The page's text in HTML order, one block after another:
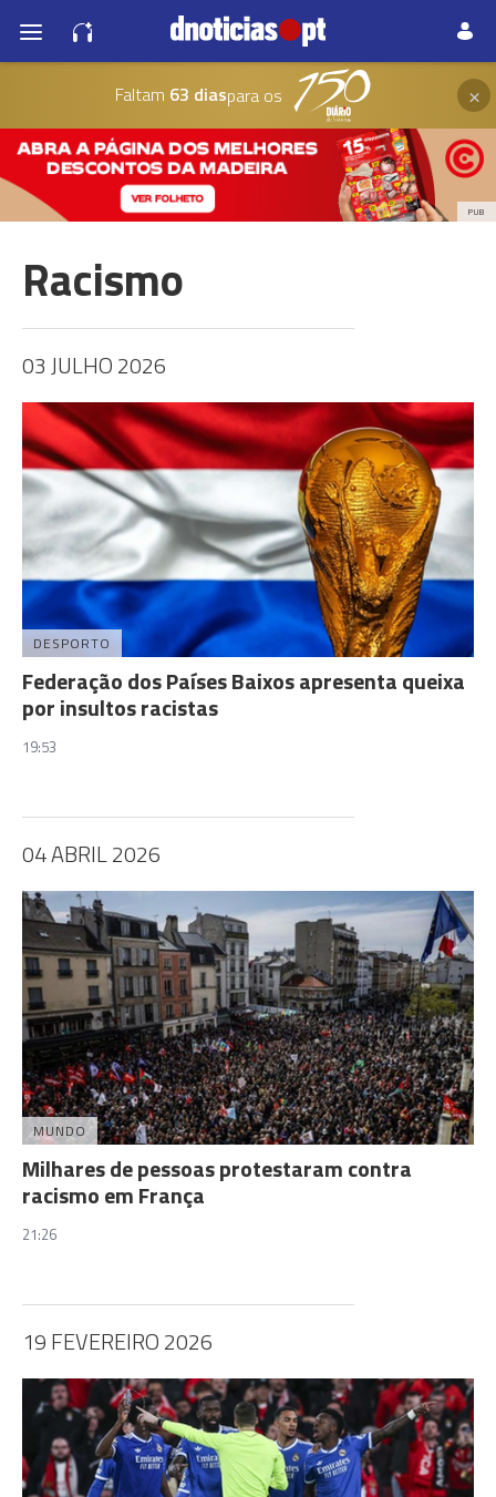
Faltam 63 diaspara os ×
PUB
Racismo
03 JULHO 2026
DESPORTO
Federação dos Países Baixos apresenta queixa
por insultos racistas
19:53
04 ABRIL 2026
MUNDO
Milhares de pessoas protestaram contra
racismo em França
21:26
19 FEVEREIRO 2026